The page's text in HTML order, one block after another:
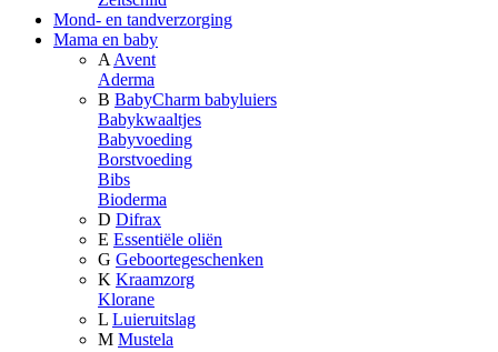
Mond- en tandverzorging
Mama en baby
A Avent
Aderma
B BabyCharm babyluiers
Babykwaaltjes
Babyvoeding
Borstvoeding
Bibs
Bioderma
D Difrax
E Essentiële oliën
G Geboortegeschenken
K Kraamzorg
Klorane
L Luieruitslag
M Mustela